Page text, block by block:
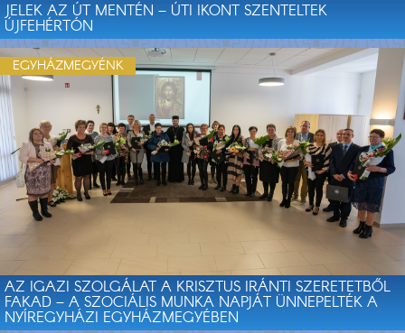
JELEK AZ ÚT MENTÉN – ÚTI IKONT SZENTELTEK
ÚJFEHÉRTÓN
AZ IGAZI SZOLGÁLAT A KRISZTUS IRÁNTI SZERETETBŐL
FAKAD – A SZOCIÁLIS MUNKA NAPJÁT ÜNNEPELTÉK A
NYÍREGYHÁZI EGYHÁZMEGYÉBEN
EGYHÁZMEGYÉNK